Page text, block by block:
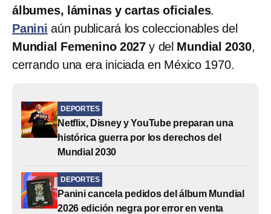
álbumes, láminas y cartas oficiales.
Panini aún publicará los coleccionables del
Mundial Femenino 2027 y del Mundial 2030,
cerrando una era iniciada en México 1970.
DEPORTES
Netflix, Disney y YouTube preparan una
histórica guerra por los derechos del
Mundial 2030
DEPORTES
Panini cancela pedidos del álbum Mundial
2026 edición negra por error en venta